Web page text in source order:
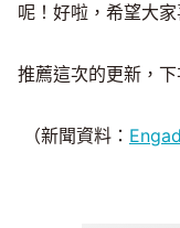
呢！好啦，希望大
推薦這次的更新，
（新聞資料：